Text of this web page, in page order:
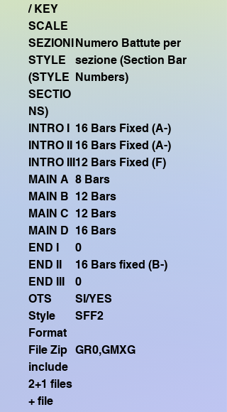
/ KEY
SCALE
SEZIONI
STYLE
(STYLE
SECTIO
NS)
Numero Battute per
sezione (Section Bar
Numbers)
INTRO I
16 Bars Fixed (A-)
INTRO II
16 Bars Fixed (A-)
INTRO III 12 Bars Fixed (F)
MAIN A 8 Bars
MAIN B 12 Bars
MAIN C 12 Bars
MAIN D 16 Bars
END I
0
END II
16 Bars fixed (B-)
END III
0
OTS
SI/YES
Style
Format
SFF2
File Zip
include
2+1 files
+ file
GR0,GMXG